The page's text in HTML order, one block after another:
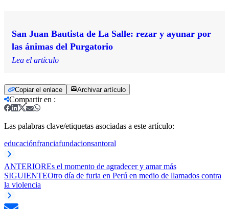
San Juan Bautista de La Salle: rezar y ayunar por
las ánimas del Purgatorio
Lea el artículo
Copiar el enlace Archivar artículo
Compartir en :
Las palabras clave/etiquetas asociadas a este artículo:
educaciónfranciafundacionsantoral
ANTERIOREs el momento de agradecer y amar más
SIGUIENTEOtro día de furia en Perú en medio de llamados contra
la violencia